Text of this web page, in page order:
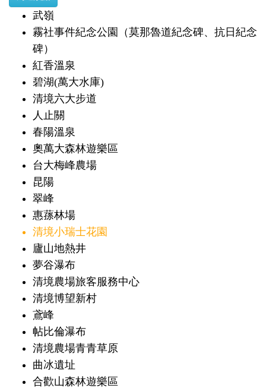
武嶺
霧社事件紀念公園（莫那魯道紀念碑、抗日紀念
碑）
紅香溫泉
碧湖(萬大水庫)
清境六大步道
人止關
春陽溫泉
奧萬大森林遊樂區
台大梅峰農場
昆陽
翠峰
惠蓀林場
清境小瑞士花園
廬山地熱井
夢谷瀑布
清境農場旅客服務中心
清境博望新村
鳶峰
帖比倫瀑布
清境農場青青草原
曲冰遺址
合歡山森林遊樂區